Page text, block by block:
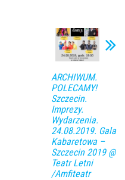
ARCHIWUM.
POLECAMY!
Szczecin.
Imprezy.
Wydarzenia.
24.08.2019. Gala
Kabaretowa –
Szczecin 2019 @
Teatr Letni
/Amfiteatr